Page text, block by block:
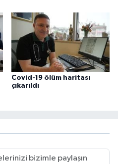
Covid-19 ölüm haritası
çıkarıldı